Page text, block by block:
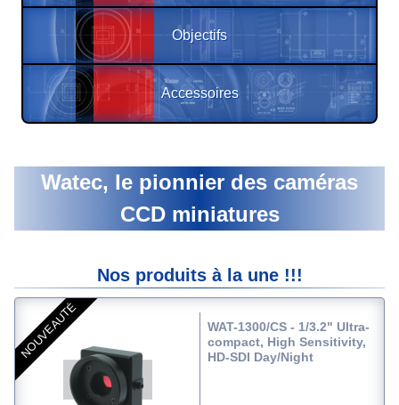
Objectifs
Accessoires
Watec, le pionnier des caméras
CCD miniatures
Nos produits à la une !!!
NOUVEAUTÉ
WAT-1300/CS - 1/3.2" Ultra-
compact, High Sensitivity,
HD-SDI Day/Night